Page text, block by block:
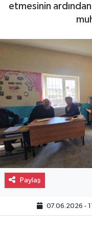
etmesinin
Paylaş
07.06.2026 -
Otovitrin
Asayiş
Gayrimenkul
Spor
Eğitim
Haber Arşivi